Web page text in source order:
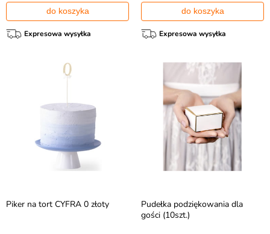
do koszyka
Expresowa wysyłka
do koszyka
Expresowa wysyłka
Piker na tort CYFRA 0 złoty
Pudełka podziękowania dla
gości (10szt.)